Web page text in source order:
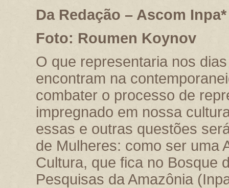
Da Redação – Ascom Inpa*
Foto: Roumen Koynov
O que representaria nos
encontram na
combater o processo de
impregnado em nossa
essas e outras questões
de Mulheres: como ser uma
Cultura, que fica no Bosque
Pesquisas da Amazônia